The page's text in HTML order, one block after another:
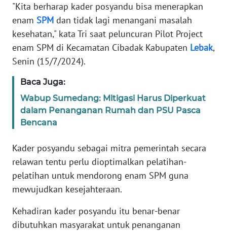
"Kita berharap kader posyandu bisa menerapkan
enam SPM dan tidak lagi menangani masalah
kesehatan," kata Tri saat peluncuran Pilot Project
enam SPM di Kecamatan Cibadak Kabupaten Lebak,
Senin (15/7/2024).
Baca Juga:
Wabup Sumedang: Mitigasi Harus Diperkuat
dalam Penanganan Rumah dan PSU Pasca
Bencana
Kader posyandu sebagai mitra pemerintah secara
relawan tentu perlu dioptimalkan pelatihan-
pelatihan untuk mendorong enam SPM guna
mewujudkan kesejahteraan.
Kehadiran kader posyandu itu benar-benar
dibutuhkan masyarakat untuk penanganan
Wahana
News
Regional
WN
SUMUT
WN
JAKARTA
JABAR
WN
BANTEN
WN
NTT